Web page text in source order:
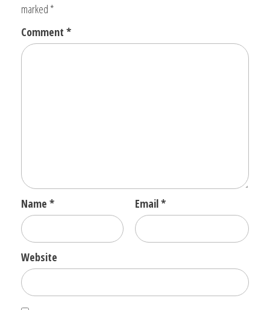
marked *
Comment *
Name * Email*
Website